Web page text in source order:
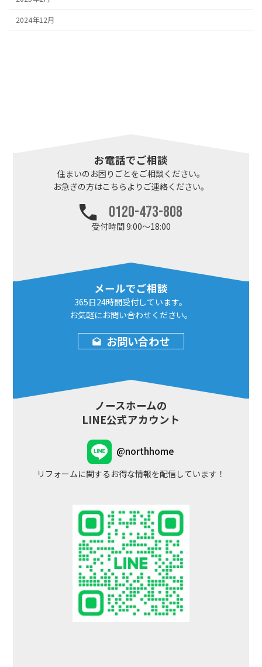
2024年12月
お電話でご相談
住まいのお困りごとをご相談ください。
お急ぎの方はこちらより ご連絡ください。
0120-473-808
受付時間 9:00～18:00
メールでご相談
365日24時間受付しています。
お気軽にお問い合わせ ください。
お問い合わせ
ノースホームの
LINE公式アカウント
@northhome
リフォームに関するお得な情報を配信しています！